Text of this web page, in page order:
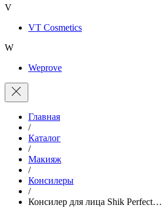
V
VT Cosmetics
W
Weprove
Главная
/
Каталог
/
Макияж
/
Консилеры
/
Консилер для лица Shik Perfect…